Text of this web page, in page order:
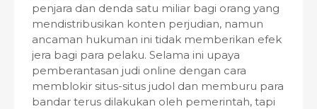
penjara dan denda satu miliar bagi orang yang
mendistribusikan konten perjudian, namun
ancaman hukuman ini tidak memberikan efek
jera bagi para pelaku. Selama ini upaya
pemberantasan judi online dengan cara
memblokir situs-situs judol dan memburu para
bandar terus dilakukan oleh pemerintah, tapi